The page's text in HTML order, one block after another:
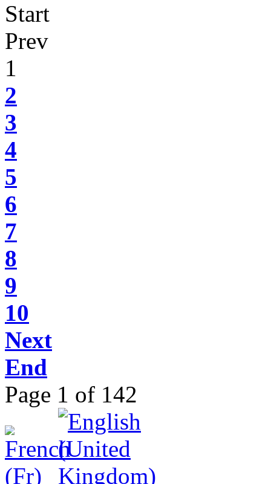
Start
Prev
1
2
3
4
5
6
7
8
9
10
Next
End
Page 1 of 142